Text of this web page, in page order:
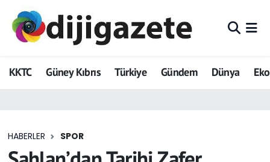
KKTC Güney Kıbrıs Türkiye Gündem Dünya
HABERLER SPOR
ADVERTORIAL
Dijigazete
Eğitim
Hava Durumu
Trafik Durumu
Tüm Manşetler